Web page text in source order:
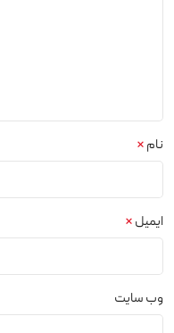
نام*
ایمیل*
وب‌ سایت